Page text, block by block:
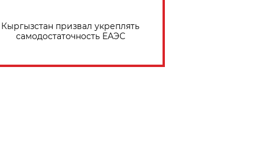
Кыргызстан призвал укреплять
самодостаточность ЕАЭС